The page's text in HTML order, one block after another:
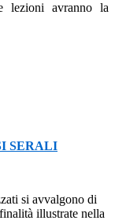
lezioni avranno la
SERALI
si avvalgono di
illustrate nella